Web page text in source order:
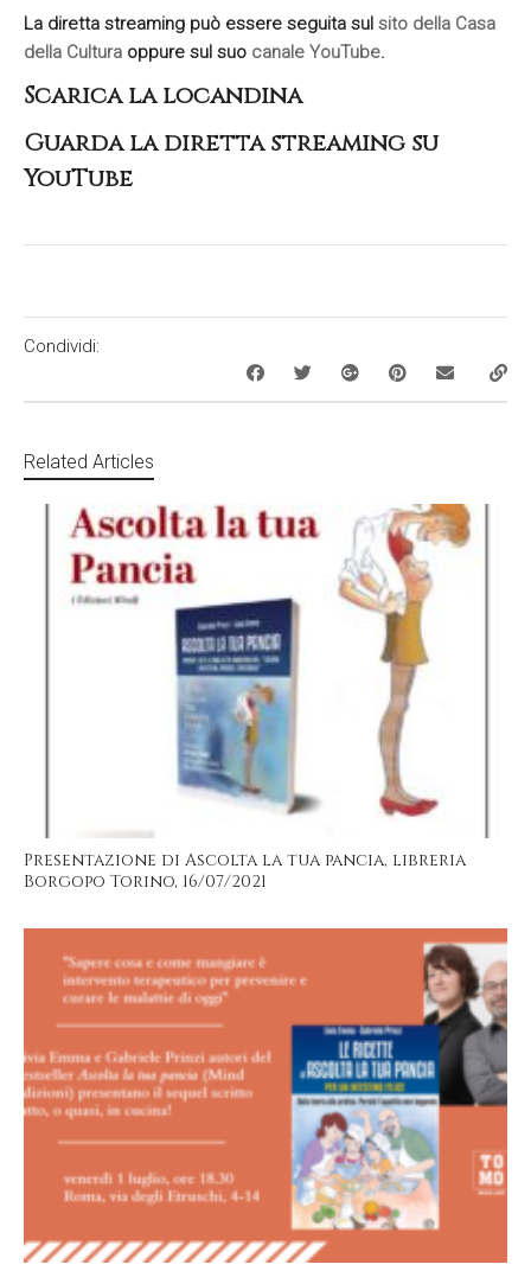
La diretta streaming può essere seguita sul sito della Casa
della Cultura oppure sul suo canale YouTube.
Scarica la locandina
Guarda la diretta streaming su
YouTube
Condividi:
Related Articles
Presentazione di Ascolta la tua pancia, libreria
Borgopo Torino, 16/07/2021